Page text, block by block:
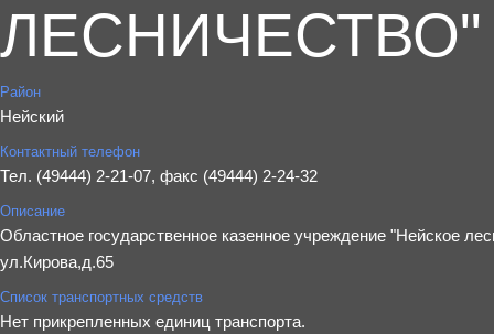
ЛЕСНИЧЕСТВО"
Район
Нейский
Контактный телефон
Тел. (49444) 2-21-07, факс (49444) 2-24-32
Описание
Областное государственное казенное учреждение "Нейское
ул.Кирова,д.65
Список транспортных средств
Нет прикрепленных единиц транспорта.